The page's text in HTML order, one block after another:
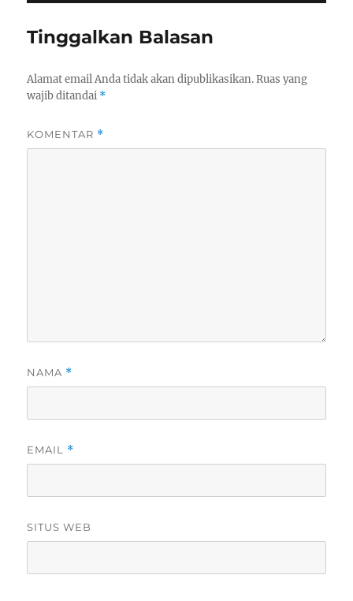
Tinggalkan Balasan
Alamat email Anda tidak akan dipublikasikan. Ruas yang
wajib ditandai *
KOMENTAR *
NAMA *
EMAIL *
SITUS WEB